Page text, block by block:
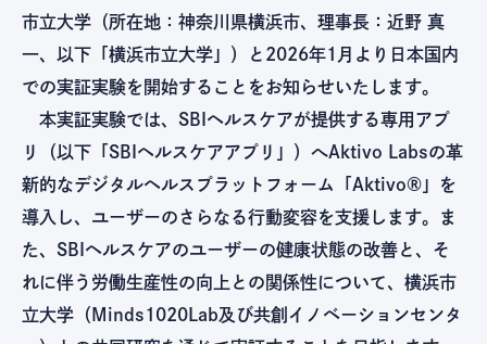
市立大学（所在地：神奈川県横浜市、理事長：近野 真
一、以下「横浜市立大学」）と2026年1月より日本国内
での実証実験を開始することをお知らせいたします。
本実証実験では、SBIヘルスケアが提供する専用アプ
リ（以下「SBIヘルスケアアプリ」）へAktivo Labsの革
新的なデジタルヘルスプラットフォーム「Aktivo®」を
導入し、ユーザーのさらなる行動変容を支援します。ま
た、SBIヘルスケアのユーザーの健康状態の改善と、そ
れに伴う労働生産性の向上との関係性について、横浜市
立大学（Minds1020Lab及び共創イノベーションセンタ